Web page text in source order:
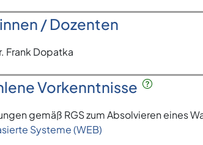
/ Dozenten
Frank Dopatka
Vorkenntnisse
gemäß RGS zum Absolvieren eines
Systeme (WEB)